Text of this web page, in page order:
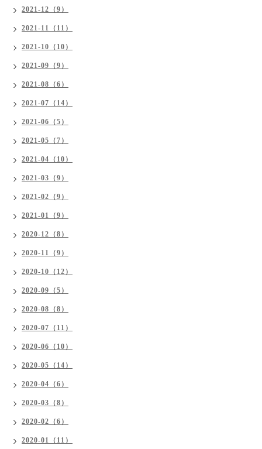
2021-12（9）
2021-11（11）
2021-10（10）
2021-09（9）
2021-08（6）
2021-07（14）
2021-06（5）
2021-05（7）
2021-04（10）
2021-03（9）
2021-02（9）
2021-01（9）
2020-12（8）
2020-11（9）
2020-10（12）
2020-09（5）
2020-08（8）
2020-07（11）
2020-06（10）
2020-05（14）
2020-04（6）
2020-03（8）
2020-02（6）
2020-01（11）